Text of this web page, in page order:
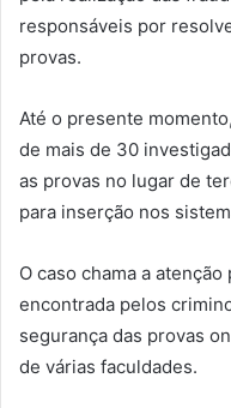
responsáveis por
provas.
Até o presente
de mais de 30
as provas no lugar de
para inserção nos
O caso chama a
encontrada pelos
segurança das provas
de várias faculdades.